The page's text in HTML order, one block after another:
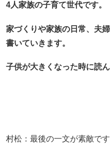
4人家族の子育て世代です。
家づくりや家族の日常、夫
書いていきます。
子供が大きくなった時に読
村松：最後の一文が素敵で